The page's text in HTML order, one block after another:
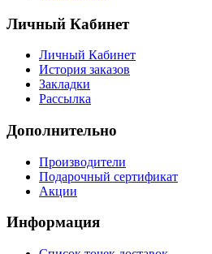
Личный Кабинет
Личный Кабинет
История заказов
Закладки
Рассылка
Дополнительно
Производители
Подарочный сертификат
Акции
Информация